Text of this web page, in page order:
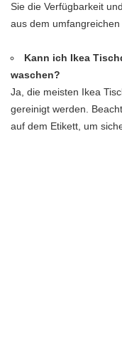
Sie die Verfügbarkeit
aus dem umfangreichen
Kann ich Ikea
waschen?
Ja, die meisten Ikea
gereinigt werden.
auf dem Etikett, um